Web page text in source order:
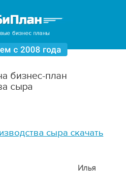
бизнес-план
сыра
сыра скачать
Илья